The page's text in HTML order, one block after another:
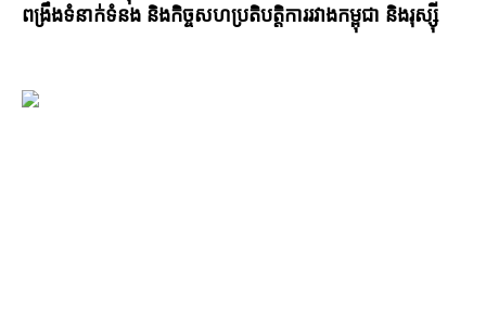
ពង្រឹងទំនាក់ទំនង និងកិច្ចសហប្រតិបត្តិការរវាងកម្ពុជា និងរុស្ស៊ី